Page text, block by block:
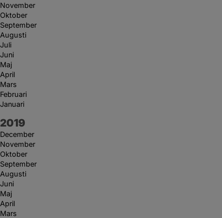
November
Oktober
September
Augusti
Juli
Juni
Maj
April
Mars
Februari
Januari
År:
2019
December
November
Oktober
September
Augusti
Juni
Maj
April
Mars